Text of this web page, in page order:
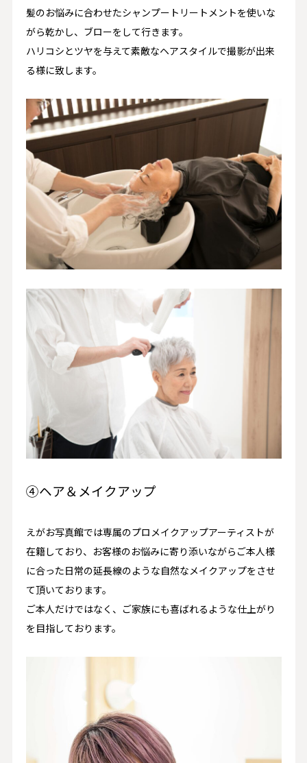
髪のお悩みに合わせたシャンプートリートメントを使いな
がら乾かし、ブローをして行きます。
ハリコシとツヤを与えて素敵なヘアスタイルで撮影が出来
る様に致します。
④ヘア＆メイクアップ
えがお写真館では専属のプロメイクアップアーティストが
在籍しており、お客様のお悩みに寄り添いながらご本人様
に合った日常の延長線のような自然なメイクアップをさせ
て頂いております。
ご本人だけではなく、ご家族にも喜ばれるような仕上がり
を目指しております。